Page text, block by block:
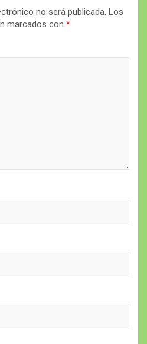
no será publicada. Los
marcados con *